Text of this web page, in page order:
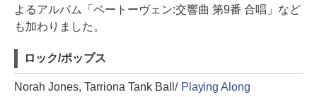
よるアルバム「ベートーヴェン:交響曲 第9番 合唱」など
も加わりました。
ロック/ポップス
Norah Jones, Tarriona Tank Ball/Playing Along